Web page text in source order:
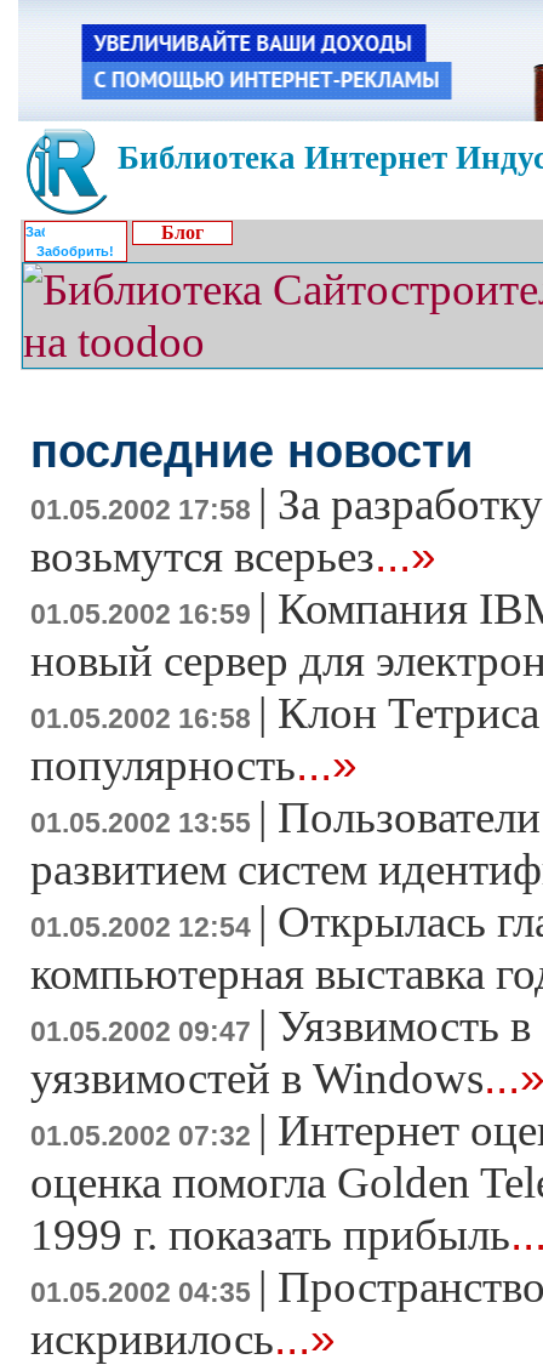
Библиотека Интернет
Забобрить!
Блог
последние новости
01.05.2002 17:58 | За
возьмутся всерьез...»
01.05.2002 16:59 | Компания
новый сервер для
01.05.2002 16:58 | Клон
популярность...»
01.05.2002 13:55 |
развитием систем
01.05.2002 12:54 | Открылась
компьютерная выставка
01.05.2002 09:47 | Уязвимость в
уязвимостей в Windows
01.05.2002 07:32 | Интернет
оценка помогла Golden
1999 г. показать прибыль
01.05.2002 04:35 |
искривилось...»